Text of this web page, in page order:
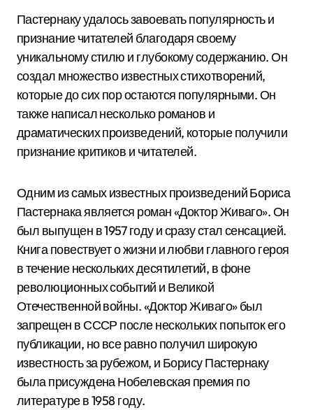
Пастернаку удалось завоевать популярность и
признание читателей благодаря своему
уникальному стилю и глубокому содержанию. Он
создал множество известных стихотворений,
которые до сих пор остаются популярными. Он
также написал несколько романов и
драматических произведений, которые получили
признание критиков и читателей.
Одним из самых известных произведений Бориса
Пастернака является роман «Доктор Живаго». Он
был выпущен в 1957 году и сразу стал сенсацией.
Книга повествует о жизни и любви главного героя
в течение нескольких десятилетий, в фоне
революционных событий и Великой
Отечественной войны. «Доктор Живаго» был
запрещен в СССР после нескольких попыток его
публикации, но все равно получил широкую
известность за рубежом, и Борису Пастернаку
была присуждена Нобелевская премия по
литературе в 1958 году.